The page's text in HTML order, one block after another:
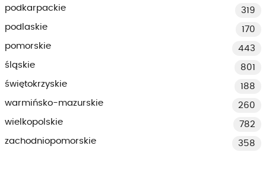
podkarpackie
319
podlaskie
170
pomorskie
443
śląskie
801
świętokrzyskie
188
warmińsko-mazurskie
260
wielkopolskie
782
zachodniopomorskie
358